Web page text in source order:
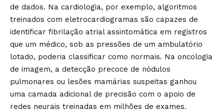
de dados. Na cardiologia, por exemplo, algoritmos
treinados com eletrocardiogramas são capazes de
identificar fibrilação atrial assintomática em registros
que um médico, sob as pressões de um ambulatório
lotado, poderia classificar como normais. Na oncologia
de imagem, a detecção precoce de nódulos
pulmonares ou lesões mamárias suspeitas ganhou
uma camada adicional de precisão com o apoio de
redes neurais treinadas em milhões de exames.